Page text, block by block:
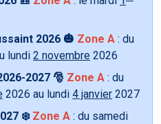
2026 🎃 Zone A : du
lundi 2 novembre 2026
2027 🎅 Zone A : du
2026 au lundi 4 janvier 2027
❄️ Zone A : du samedi